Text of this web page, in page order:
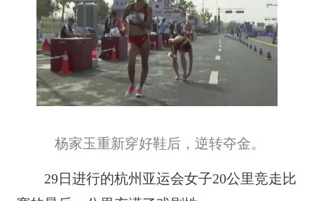
杨家玉重新穿好鞋后，逆转夺金。
29日进行的杭州亚运会女子20公里竞走比